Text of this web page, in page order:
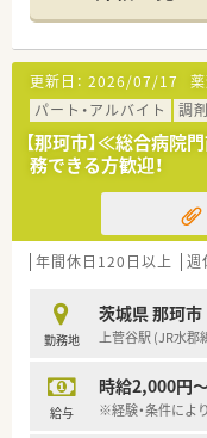
更新日： 2026/07/17
パート・アルバイト
調
【那珂市】≪総合病
務できる方歓迎！
年間休日120日以上 週
勤務地
茨城県 那珂市
上菅谷駅 (JR水郡
給与
時給2,000円
※経験・条件によ